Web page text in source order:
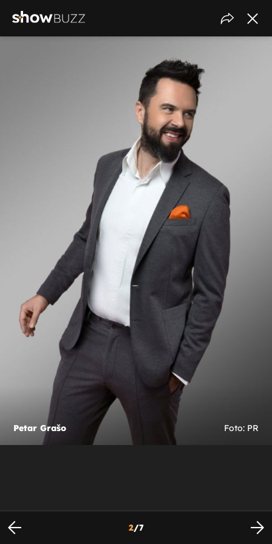
Petar Grašo Foto: PR
2/7